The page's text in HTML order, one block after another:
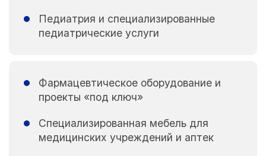
Педиатрия и специализированные
педиатрические услуги
Фармацевтическое оборудование и
проекты «под ключ»
Специализированная мебель для
медицинских учреждений и аптек